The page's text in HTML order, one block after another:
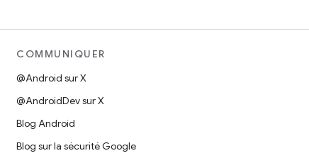
COMMUNIQUER
@Android sur X
@AndroidDev sur X
Blog Android
Blog sur la sécurité Google